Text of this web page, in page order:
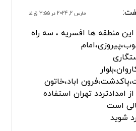
مارس 2, 2024 در 3:55 ق.ظ
منطقه ها افسریه ، سه راه
اباد،خاتون
امدادتردد تهران استفاده
است
شوید